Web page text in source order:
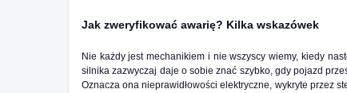
Jak zweryfikować awarię? Kilka wskazówek
Nie każdy jest mechanikiem i nie wszyscy wiemy, kiedy
silnika zazwyczaj daje o sobie znać szybko, gdy pojazd
Oznacza ona nieprawidłowości elektryczne, wykryte przez